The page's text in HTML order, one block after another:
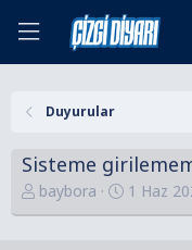
Duyurular
Sisteme
K
o
baybora
B
a
1 Haz